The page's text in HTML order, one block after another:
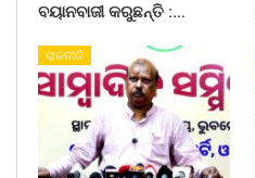
ବୟାନବାଜୀ କରୁଛନ୍ତି :…
ରାଜନୀତି